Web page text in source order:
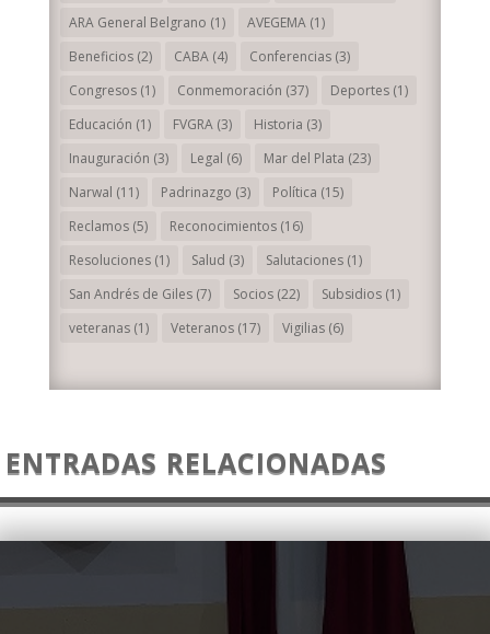
ARA General Belgrano (1) AVEGEMA(1)
Beneficios(2) CABA(4) Conferencias(3)
Congresos(1) Conmemoración (37) Deportes(1)
Educación (1) FVGRA(3) Historia (3)
Inauguración (3) Legal (6) Mar del Plata (23)
Narwal (11) Padrinazgo (3) Política (15)
Reclamos(5) Reconocimientos(16)
Resoluciones(1) Salud (3) Salutaciones(1)
San Andrés de Giles(7) Socios(22) Subsidios(1)
veteranas(1) Veteranos(17) Vigilias(6)
ENTRADAS RELACIONADAS